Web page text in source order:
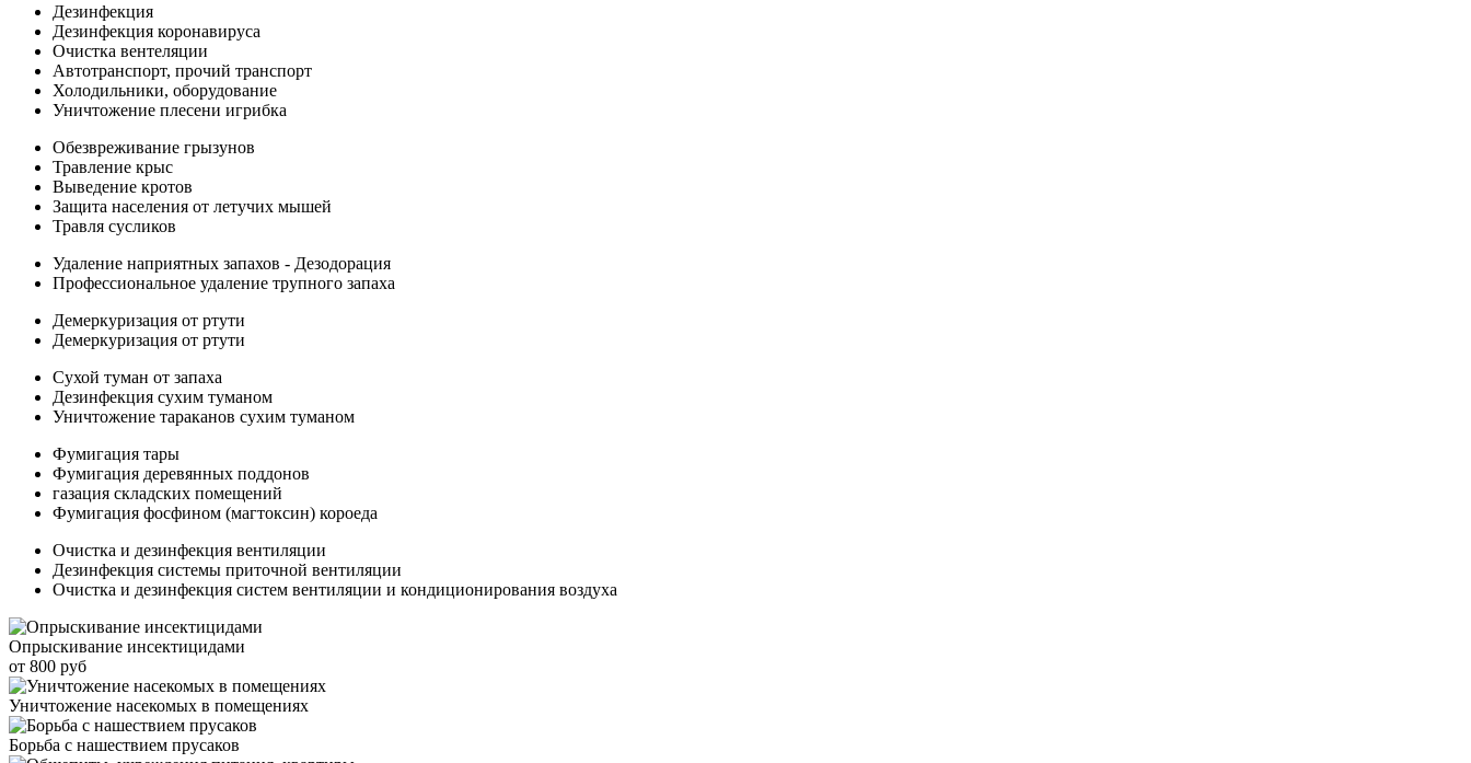
Дезинфекция
Дезинфекция коронавируса
Очистка вентеляции
Автотранспорт, прочий транспорт
Холодильники, оборудование
Уничтожение плесени игрибка
Обезвреживание грызунов
Травление крыс
Выведение кротов
Защита населения от летучих мышей
Травля сусликов
Удаление наприятных запахов - Дезодорация
Профессиональное удаление трупного запаха
Демеркуризация от ртути
Демеркуризация от ртути
Сухой туман от запаха
Дезинфекция сухим туманом
Уничтожение тараканов сухим туманом
Фумигация тары
Фумигация деревянных поддонов
газация складских помещений
Фумигация фосфином (магтоксин) короеда
Очистка и дезинфекция вентиляции
Дезинфекция системы приточной вентиляции
Очистка и дезинфекция систем вентиляции и кондиционирования воздуха
Опрыскивание инсектицидами
от 800 руб
Уничтожение насекомых в помещениях
Борьба с нашествием прусаков